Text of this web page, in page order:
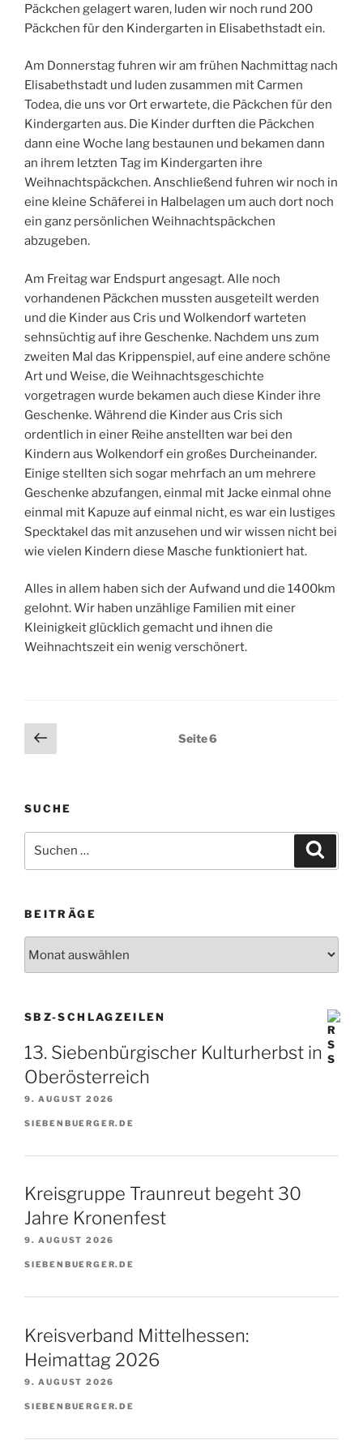
Päckchen gelagert waren, luden wir noch rund 200
Päckchen für den Kindergarten in Elisabethstadt ein.
Am Donnerstag fuhren wir am frühen Nachmittag nach
Elisabethstadt und luden zusammen mit Carmen
Todea, die uns vor Ort erwartete, die Päckchen für den
Kindergarten aus. Die Kinder durften die Päckchen
dann eine Woche lang bestaunen und bekamen dann
an ihrem letzten Tag im Kindergarten ihre
Weihnachtspäckchen. Anschließend fuhren wir noch in
eine kleine Schäferei in Halbelagen um auch dort noch
ein ganz persönlichen Weihnachtspäckchen
abzugeben.
Am Freitag war Endspurt angesagt. Alle noch
vorhandenen Päckchen mussten ausgeteilt werden
und die Kinder aus Cris und Wolkendorf warteten
sehnsüchtig auf ihre Geschenke. Nachdem uns zum
zweiten Mal das Krippenspiel, auf eine andere schöne
Art und Weise, die Weihnachtsgeschichte
vorgetragen wurde bekamen auch diese Kinder ihre
Geschenke. Während die Kinder aus Cris sich
ordentlich in einer Reihe anstellten war bei den
Kindern aus Wolkendorf ein großes Durcheinander.
Einige stellten sich sogar mehrfach an um mehrere
Geschenke abzufangen, einmal mit Jacke einmal ohne
einmal mit Kapuze auf einmal nicht, es war ein lustiges
Specktakel das mit anzusehen und wir wissen nicht bei
wie vielen Kindern diese Masche funktioniert hat.
Alles in allem haben sich der Aufwand und die 1400km
gelohnt. Wir haben unzählige Familien mit einer
Kleinigkeit glücklich gemacht und ihnen die
Weihnachtszeit ein wenig verschönert.
Seitennummerierung
der
Vorherige
Seite
Seite6
SUCHE
nach:
BEITRÄGE
SBZ-SCHLAGZEILEN
13. Siebenbürgischer ­Kulturherbst in
Oberösterreich
9. AUGUST 2026
SIEBENBUERGER.DE
Kreisgruppe Traunreut begeht 30
Jahre Kronenfest
9. AUGUST 2026
SIEBENBUERGER.DE
Kreisverband Mittelhessen:
Heimattag 2026
9. AUGUST 2026
SIEBENBUERGER.DE